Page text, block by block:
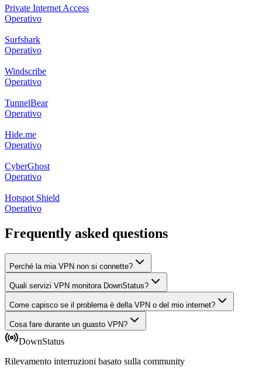
Private Internet Access
Operativo
Surfshark
Operativo
Windscribe
Operativo
TunnelBear
Operativo
Hide.me
Operativo
CyberGhost
Operativo
Hotspot Shield
Operativo
Frequently asked questions
Perché la mia VPN non si connette?
Quali servizi VPN monitora DownStatus?
Come capisco se il problema è della VPN o del mio internet?
Cosa fare durante un guasto VPN?
DownStatus
Rilevamento interruzioni basato sulla community